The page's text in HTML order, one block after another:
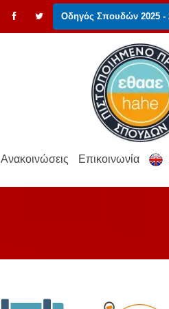
Οδηγός Σπουδών 2025 -
Ανακοινώσεις Επικοινωνία